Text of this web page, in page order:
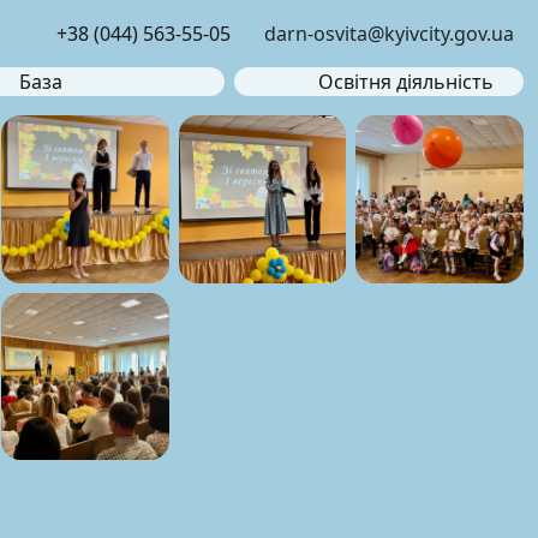
+38 (044) 563-55-05
darn-osvita@kyivcity.gov.ua
База
Освітня діяльність